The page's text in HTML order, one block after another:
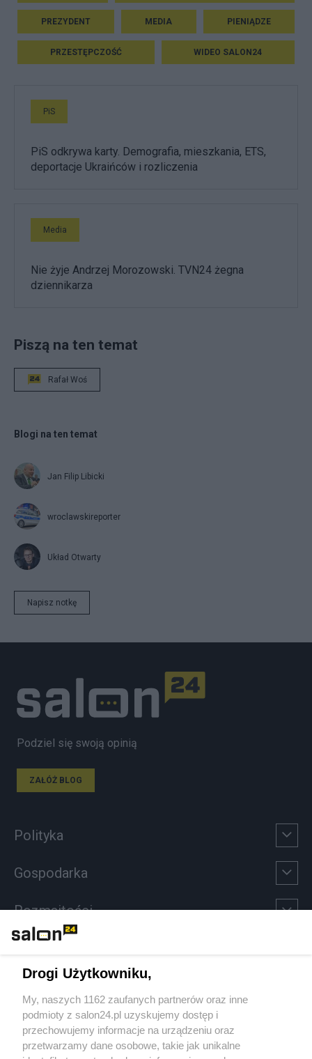
PREZYDENT MEDIA PIENIĄDZE
PRZESTĘPCZOŚĆ WIDEO SALON24
PiS
PiS odkrywa karty. Demografia, mieszkania, ETS,
deportacje Ukraińców i rozliczenia
Media
Nie żyje Andrzej Morozowski. TVN24 żegna
dziennikarza
Piszą na ten temat
Rafał Woś
Blogi na ten temat
Jan Filip Libicki
wroclawskireporter
Układ Otwarty
Napisz notkę
Podziel się swoją opinią
ZAŁÓŻ BLOG
Polityka
Gospodarka
Rozmaitości
Sport
Społeczeństwo
Drogi Użytkowniku,
My, naszych 1162 zaufanych partnerów oraz inne
podmioty z salon24.pl uzyskujemy dostęp i
przechowujemy informacje na urządzeniu oraz
przetwarzamy dane osobowe, takie jak unikalne